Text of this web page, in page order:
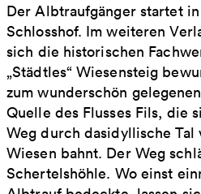
Der Albtraufgänger startet
Schlosshof. Im weiteren
sich die historischen
„Städtles“ Wiesensteig
zum wunderschön
Quelle des Flusses Fils, die
Weg durch dasidyllische Tal
Wiesen bahnt. Der Weg
Schertelshöhle. Wo einst